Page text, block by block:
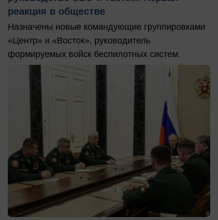
реакция в обществе
Назначены новые командующие группировками
«Центр» и «Восток», руководитель
формируемых войск беспилотных систем.